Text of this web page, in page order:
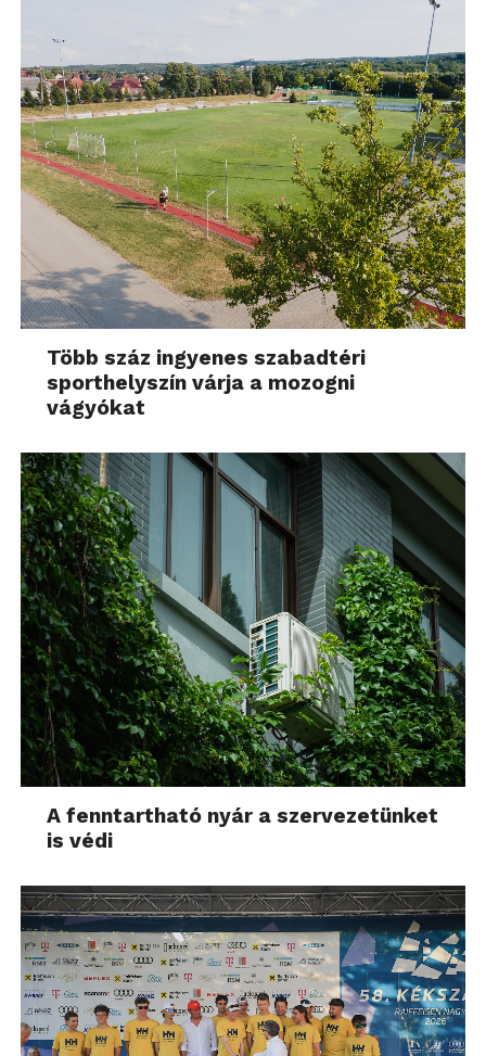
Több száz ingyenes szabadtéri
sporthelyszín várja a mozogni
vágyókat
A fenntartható nyár a szervezetünket
is védi